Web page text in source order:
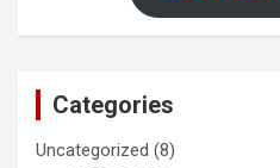
Categories
Uncategorized (8)